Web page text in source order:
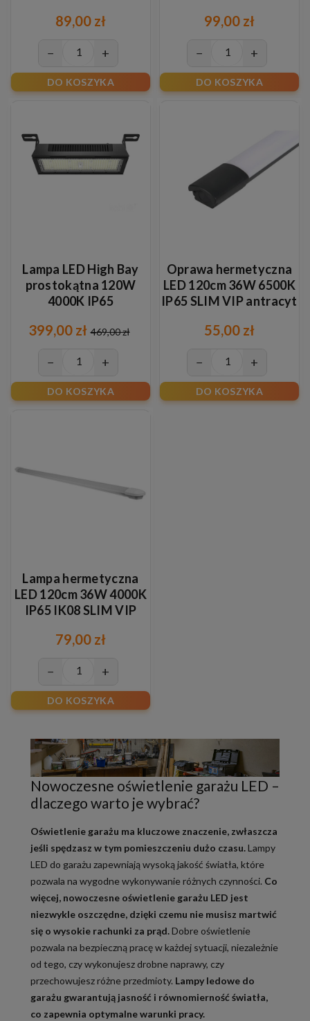
89,00 zł
− +
DO KOSZYKA
99,00 zł
− +
DO KOSZYKA
Lampa LED High Bay
prostokątna 120W
4000K IP65
399,00 zł 469,00 zł
− +
DO KOSZYKA
Oprawa hermetyczna
LED 120cm 36W 6500K
IP65 SLIM VIP antracyt
55,00 zł
− +
DO KOSZYKA
Lampa hermetyczna
LED 120cm 36W 4000K
IP65 IK08 SLIM VIP
79,00 zł
− +
DO KOSZYKA
Nowoczesne oświetlenie garażu LED –
dlaczego warto je wybrać?
Oświetlenie garażu ma kluczowe znaczenie, zwłaszcza
jeśli spędzasz w tym pomieszczeniu dużo czasu.Lampy
LED do garażu zapewniają wysoką jakość światła, które
pozwala na wygodne wykonywanie różnych czynności. Co
więcej, nowoczesne oświetlenie garażu LED jest
niezwykle oszczędne, dzięki czemu nie musisz martwić
się o wysokie rachunki za prąd.Dobre oświetlenie
pozwala na bezpieczną pracę w każdej sytuacji, niezależnie
od tego, czy wykonujesz drobne naprawy, czy
przechowujesz różne przedmioty. Lampy ledowe do
garażu gwarantują jasność i równomierność światła,
co zapewnia optymalne warunki pracy.